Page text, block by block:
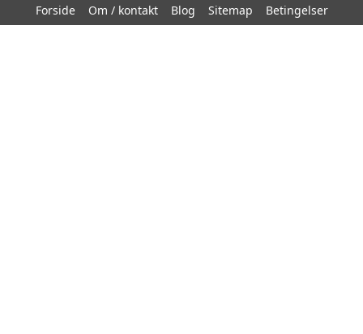
Forside
Om / kontakt Blog Sitemap Betingelser